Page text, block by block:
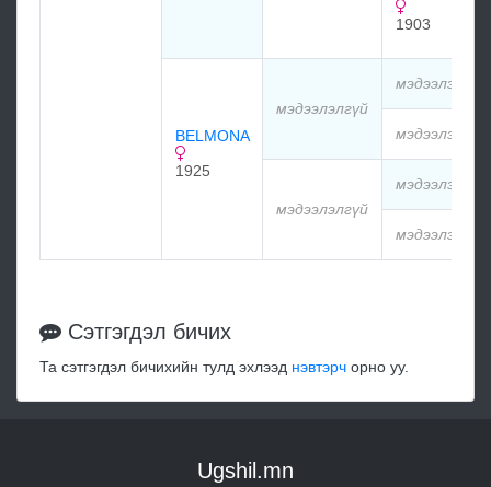
1903
BELMONA
1925
мэдээлэлгүй
мэдээлэлгүй
мэдээлэлгүй
мэдээлэлгүй
мэдээлэлгүй
мэдээлэлгүй
Сэтгэгдэл бичих
Та сэтгэгдэл бичихийн тулд эхлээд нэвтэрч орно уу.
Ugshil.mn